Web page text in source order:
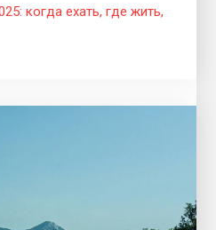
когда ехать, где жить,